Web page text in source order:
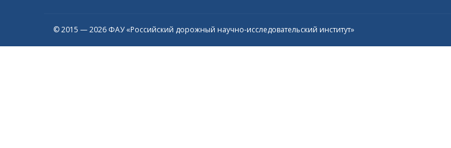
© 2015 — 2026 ФАУ «Российский дорожный научно-исследовательский институт»